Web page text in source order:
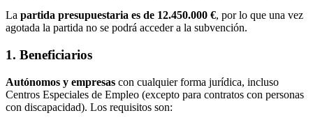
La partida presupuestaria es de 12.450.000 €, por lo que una vez
agotada la partida no se podrá acceder a la subvención.
1. Beneficiarios
Autónomos y empresas con cualquier forma jurídica, incluso
Centros Especiales de Empleo (excepto para contratos con personas
con discapacidad). Los requisitos son: